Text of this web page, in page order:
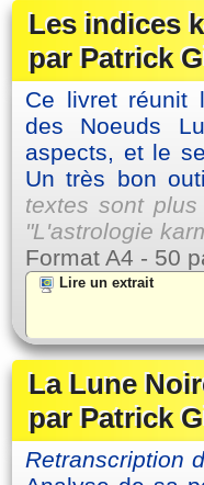
Les indices
par Patrick
Ce livret réunit
des Noeuds
aspects, et le
Un très bon
textes sont
"L'astrologie
Format A4 - 50
Lire un extrait
La Lune
par Patrick
Retranscription